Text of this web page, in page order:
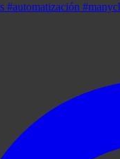
#automatización